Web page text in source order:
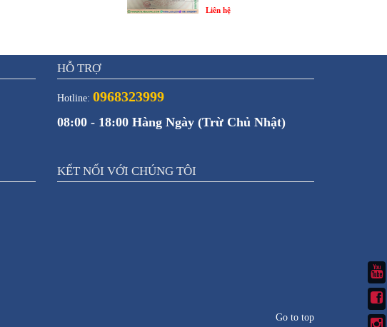
Liên hệ
HỖ TRỢ
Hotline: 0968323999
08:00 - 18:00 Hàng Ngày (Trừ Chủ Nhật)
KẾT NỐI VỚI CHÚNG TÔI
Go to top